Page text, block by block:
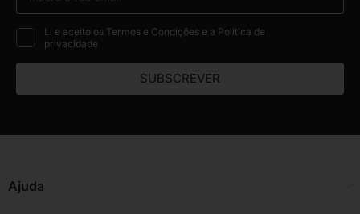
Li e aceito os Termos e Condições e a Política de
privacidade
SUBSCREVER
Ajuda